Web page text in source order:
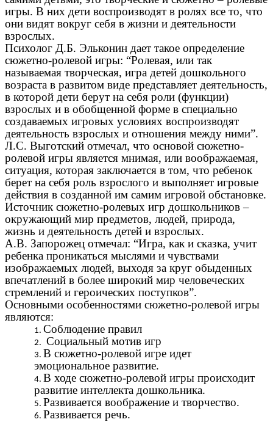
игры. В них дети воспроизводят в ролях все то, что
они видят вокруг себя в жизни и деятельности
взрослых.
Психолог Д.Б. Эльконин дает такое определение
сюжетно-ролевой игры: “Ролевая, или так
называемая творческая, игра детей дошкольного
возраста в развитом виде представляет деятельность,
в которой дети берут на себя роли (функции)
взрослых и в обобщенной форме в специально
создаваемых игровых условиях воспроизводят
деятельность взрослых и отношения между ними”.
Л.С. Выготский отмечал, что основой сюжетно-
ролевой игры является мнимая, или воображаемая,
ситуация, которая заключается в том, что ребенок
берет на себя роль взрослого и выполняет игровые
действия в созданной им самим игровой обстановке.
Источник сюжетно-ролевых игр дошкольников –
окружающий мир предметов, людей, природа,
жизнь и деятельность детей и взрослых.
А.В. Запорожец отмечал: “Игра, как и сказка, учит
ребенка проникаться мыслями и чувствами
изображаемых людей, выходя за круг обыденных
впечатлений в более широкий мир человеческих
стремлений и героических поступков”.
Основными особенностями сюжетно-ролевой игры
являются:
Соблюдение правил
Социальный мотив игр
В сюжетно-ролевой игре идет
эмоциональное развитие.
В ходе сюжетно-ролевой игры происходит
развитие интеллекта дошкольника.
Развивается воображение и творчество.
Развивается речь.